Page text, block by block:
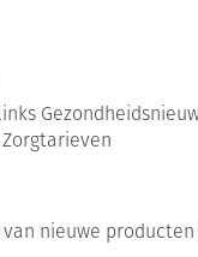
Zorgtarieven
nieuwe